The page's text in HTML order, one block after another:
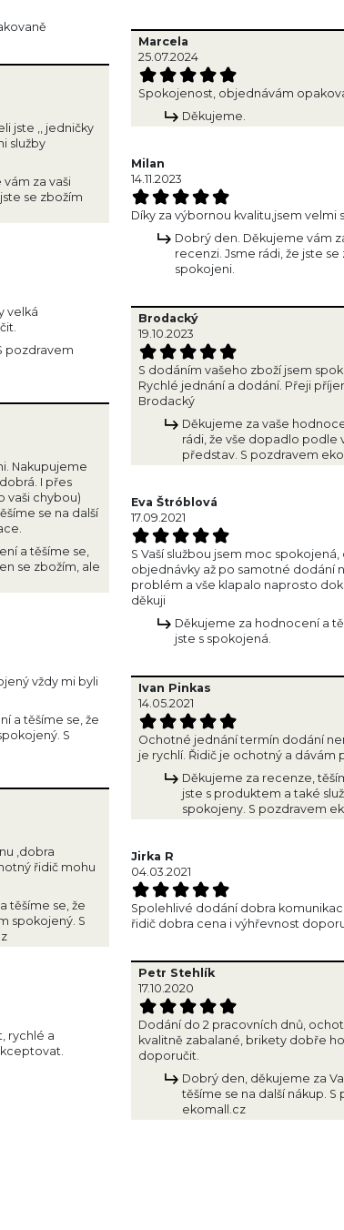
jste ,, jedničky
služby
za vaši
se zbožím
velká
pozdravem
Nakupujeme
I přes
vaši chybou)
se na další
a těšíme se,
se zbožím, ale
vždy mi byli
a těšíme se, že
S
,dobra
řidič mohu
těšíme se, že
spokojený. S
rychlé a
Marcela
25.07.2024
Spokojenost, objednávám
Děkujeme.
Milan
14.11.2023
Díky za výbornou kvalitu,jsem velmi
Dobrý den. Děkujeme vám
recenzi. Jsme rádi, že jste se
spokojeni.
Brodacký
19.10.2023
S dodáním vašeho zboží jsem
Rychlé jednání a dodání. Přeji
Brodacký
Děkujeme za vaše
rádi, že vše dopadlo podle
představ. S pozdravem
Eva Štróblová
17.09.2021
S Vaší službou jsem moc spokojená,
objednávky až po samotné dodání
problém a vše klapalo naprosto
děkuji
Děkujeme za hodnocení a
jste s spokojená.
Ivan Pinkas
14.05.2021
Ochotné jednání termín dodání
je rychlí. Řidič je ochotný a dávám
Děkujeme za recenze,
jste s produktem a také
spokojeny. S pozdravem
Jirka R
04.03.2021
Spolehlivé dodání dobra
řidič dobra cena i výhřevnost
Petr Stehlík
17.10.2020
Dodání do 2 pracovních dnů,
kvalitně zabalané, brikety dobře
doporučit.
Dobrý den, děkujeme za
těšíme se na další nákup. S
ekomall.cz